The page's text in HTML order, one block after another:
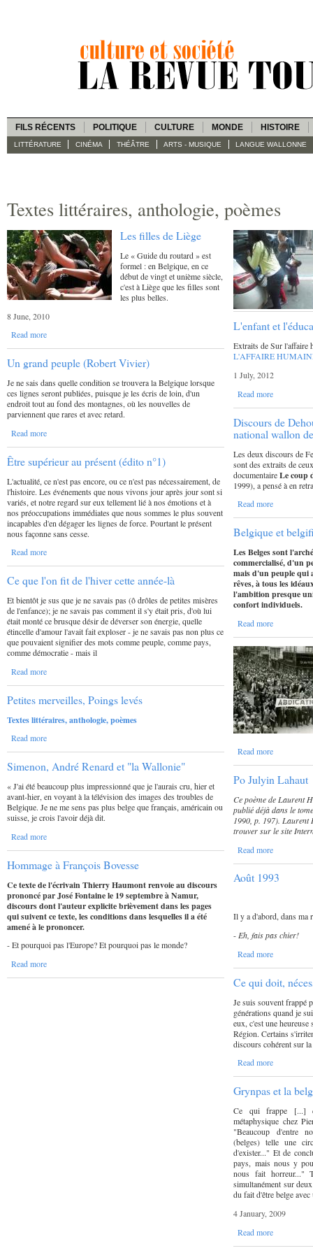
FILS RÉCENTS POLITIQUE CULTURE MONDE HISTOIRE
LITTÉRATURE CINÉMA THÉÂTRE ARTS - MUSIQUE LANGUE WALLONNE
Textes littéraires, anthologie, poèmes
Les filles de Liège
Le « Guide du routard » est
formel : en Belgique, en ce
début de vingt et unième siècle,
c'est à Liège que les filles sont
les plus belles.
8 June, 2010
Read more
Un grand peuple (Robert Vivier)
Je ne sais dans quelle condition se trouvera la Belgique lorsque
ces lignes seront publiées, puisque je les écris de loin, d'un
endroit tout au fond des montagnes, où les nouvelles de
parviennent que rares et avec retard.
Read more
Être supérieur au présent (édito n°1)
L'actualité, ce n'est pas encore, ou ce n'est pas nécessairement, de
l'histoire. Les événements que nous vivons jour après jour sont si
variés, et notre regard sur eux tellement lié à nos émotions et à
nos préoccupations immédiates que nous sommes le plus souvent
incapables d'en dégager les lignes de force. Pourtant le présent
nous façonne sans cesse.
Read more
Ce que l'on fit de l'hiver cette année-là
Et bientôt je sus que je ne savais pas (ô drôles de petites misères
de l'enfance); je ne savais pas comment il s'y était pris, d'où lui
était monté ce brusque désir de déverser son énergie, quelle
étincelle d'amour l'avait fait exploser - je ne savais pas non plus ce
que pouvaient signifier des mots comme peuple, comme pays,
comme démocratie - mais il
Read more
Petites merveilles, Poings levés
Textes littéraires, anthologie, poèmes
Read more
Simenon, André Renard et "la Wallonie"
« J'ai été beaucoup plus impressionné que je l'aurais cru, hier et
avant-hier, en voyant à la télévision des images des troubles de
Belgique. Je ne me sens pas plus belge que français, américain ou
suisse, je crois l'avoir déjà dit.
Read more
Hommage à François Bovesse
Ce texte de l'écrivain Thierry Haumont renvoie au discours
prononcé par José Fontaine le 19 septembre à Namur,
discours dont l'auteur explicite brièvement dans les pages
qui suivent ce texte, les conditions dans lesquelles il a été
amené à le prononcer.
- Et pourquoi pas l'Europe? Et pourquoi pas le monde?
Read more
L'enfant et
Extraits de Sur l'affaire
L'AFFAIRE
1 July, 2012
Read more
Discours de
national wallon
Les deux discours de
sont des extraits de
documentaireLe coup
1999), a pensé à en
Read more
Belgique et
Les Belges sont
commercialisé, d'un
mais d'un peuple qui
rêves, à tous les
l'ambition presque
confort individuels.
Read more
Read more
Po Julyin Lahaut
Ce poème de Laurent
publié déjà dans le
1990, p. 197). Laurent
trouver sur le site
Read more
Août 1993
Il y a d'abord, dans ma
- Eh, fais pas chier!
Read more
Ce qui doit,
Je suis souvent frappé
générations quand je
eux, c'est une
Région. Certains
discours cohérent sur
Read more
Grynpas et la
Ce qui frappe [...]
métaphysique chez
"Beaucoup d'entre
(belges) telle une
d'exister..." Et de
pays, mais nous y
nous fait horreur..."
simultanément sur
du fait d'être belge
4 January, 2009
Read more